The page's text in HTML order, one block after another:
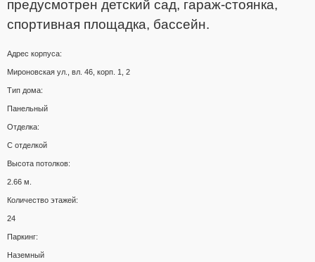
предусмотрен детский сад, гараж-стоянка,
спортивная площадка, бассейн.
Адрес корпуса:
Мироновская ул., вл. 46, корп. 1, 2
Тип дома:
Панельный
Отделка:
С отделкой
Высота потолков:
2.66 м.
Количество этажей:
24
Паркинг:
Наземный